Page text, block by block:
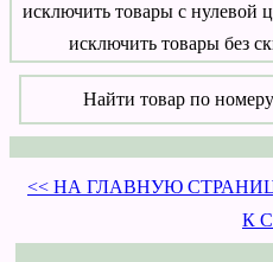
исключить товары с нулевой
исключить товары без
Найти товар по номеру
<< НА ГЛАВНУЮ
К